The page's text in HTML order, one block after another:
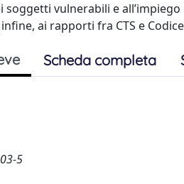
soggetti vulnerabili e
ai rapporti fra CTS e
Scheda completa
5